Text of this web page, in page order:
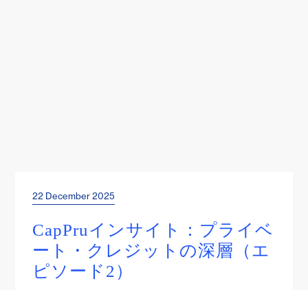
Project Insights
22 December 2025
CapPruインサイト：プライベ
ート・クレジットの深層（エ
ピソード2）